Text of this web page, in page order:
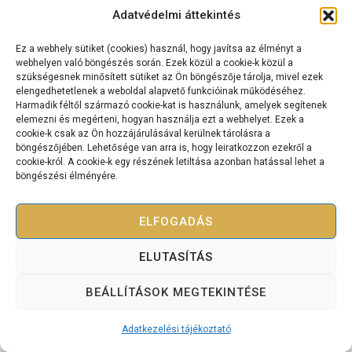
Adatvédelmi áttekintés
Ez a webhely sütiket (cookies) használ, hogy javítsa az élményt a
webhelyen való böngészés során. Ezek közül a cookie-k közül a
szükségesnek minősített sütiket az Ön böngészője tárolja, mivel ezek
elengedhetetlenek a weboldal alapvető funkcióinak működéséhez.
Harmadik féltől származó cookie-kat is használunk, amelyek segítenek
elemezni és megérteni, hogyan használja ezt a webhelyet. Ezek a
cookie-k csak az Ön hozzájárulásával kerülnek tárolásra a
böngészőjében. Lehetősége van arra is, hogy leiratkozzon ezekről a
cookie-król. A cookie-k egy részének letiltása azonban hatással lehet a
böngészési élményére.
ELFOGADÁS
ELUTASÍTÁS
BEÁLLÍTÁSOK MEGTEKINTÉSE
Adatkezelési tájékoztató
Kapcsolat
Cashflow Mérnök International Kft.
2120 Dunakeszi, Dr. Brusznyai Árpád utca 3. Fszt. 2.
+36 70 334 5177
cashflowmernok@gmail.com
Copyright © 2025 Bevétel Teremtés Akadémia – Minden jog